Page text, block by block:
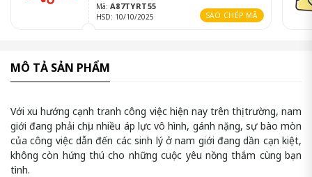
Mã: A87TYRT55
HSD: 10/10/2025 SAO CHÉP MÃ
MÔ TẢ SẢN PHẨM
Với xu hướng cạnh tranh công việc hiện nay trên thị trường, nam
giới đang phải chịu nhiều áp lực vô hình, gánh nặng, sự bào mòn
của công việc dẫn đến các sinh lý ở nam giới đang dần cạn kiệt,
không còn hứng thú cho những cuộc yêu nồng thắm cùng bạn
tình.